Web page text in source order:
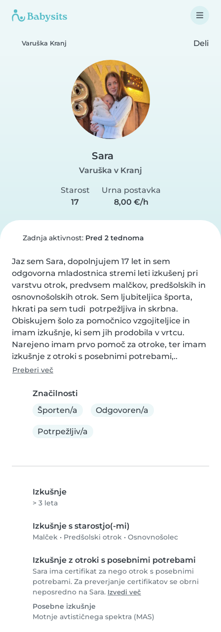
Varuška Kranj Deli
Sara
Varuška v Kranj
Starost
17
Urna postavka
8,00 €/h
Zadnja aktivnost: Pred 2 tednoma
Jaz sem Sara, dopolnjujem 17 let in sem
odgovorna mladostnica stremi leti izkušenj pri
varstvu otrok, predvsem malčkov, predšolskih in
osnovnošolskih otrok. Sem ljubiteljica športa,
hkrati pa sem tudi  potrpežljiva in skrbna.
Obiskujem šolo za pomočnico vzgojiteljice in
imam izkušnje, ki sem jih prodobila v vrtcu.
Narejeno imam prvo pomoč za otroke, ter imam
izkušnje z otroki s posebnimi potrebami,..
Preberi več
Značilnosti
Športen/a
Odgovoren/a
Potrpežljiv/a
Izkušnje
> 3 leta
Izkušnje s starostjo(-mi)
Malček • Predšolski otrok • Osnovnošolec
Izkušnje z otroki s posebnimi potrebami
Sara ima certifikat za nego otrok s posebnimi
potrebami. Za preverjanje certifikatov se obrni
neposredno na Sara. Izvedi več
Posebne izkušnje
Motnje avtističnega spektra (MAS)